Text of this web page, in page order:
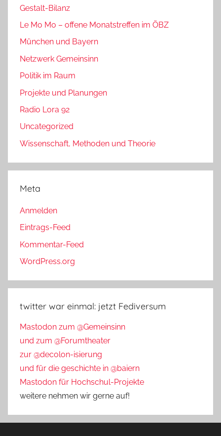
Gestalt-Bilanz
Le Mo Mo – offene Monatstreffen im ÖBZ
München und Bayern
Netzwerk Gemeinsinn
Politik im Raum
Projekte und Planungen
Radio Lora 92
Uncategorized
Wissenschaft, Methoden und Theorie
Meta
Anmelden
Eintrags-Feed
Kommentar-Feed
WordPress.org
twitter war einmal: jetzt Fediversum
Mastodon zum @Gemeinsinn
und zum @Forumtheater
zur @decolon-isierung
und für die geschichte in @baiern
Mastodon für Hochschul-Projekte
weitere nehmen wir gerne auf!